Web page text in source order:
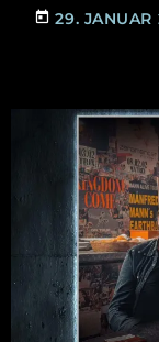
im Druckluft
Energie in die
today 29. JANUAR